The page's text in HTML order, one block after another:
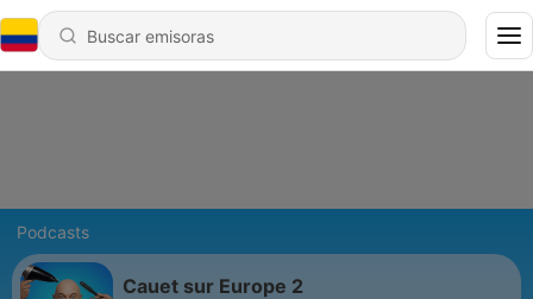
Podcasts
Cauet sur Europe 2